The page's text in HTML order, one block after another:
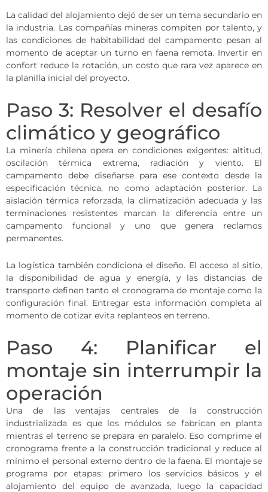
La calidad del alojamiento dejó de ser un tema secundario en
la industria. Las compañías mineras compiten por talento, y
las condiciones de habitabilidad del campamento pesan al
momento de aceptar un turno en faena remota. Invertir en
confort reduce la rotación, un costo que rara vez aparece en
la planilla inicial del proyecto.
Paso 3: Resolver el desafío
climático y geográfico
La minería chilena opera en condiciones exigentes: altitud,
oscilación térmica extrema, radiación y viento. El
campamento debe diseñarse para ese contexto desde la
especificación técnica, no como adaptación posterior. La
aislación térmica reforzada, la climatización adecuada y las
terminaciones resistentes marcan la diferencia entre un
campamento funcional y uno que genera reclamos
permanentes.
La logística también condiciona el diseño. El acceso al sitio,
la disponibilidad de agua y energía, y las distancias de
transporte definen tanto el cronograma de montaje como la
configuración final. Entregar esta información completa al
momento de cotizar evita replanteos en terreno.
Paso 4: Planificar el
montaje sin interrumpir la
operación
Una de las ventajas centrales de la construcción
industrializada es que los módulos se fabrican en planta
mientras el terreno se prepara en paralelo. Eso comprime el
cronograma frente a la construcción tradicional y reduce al
mínimo el personal externo dentro de la faena. El montaje se
programa por etapas: primero los servicios básicos y el
alojamiento del equipo de avanzada, luego la capacidad